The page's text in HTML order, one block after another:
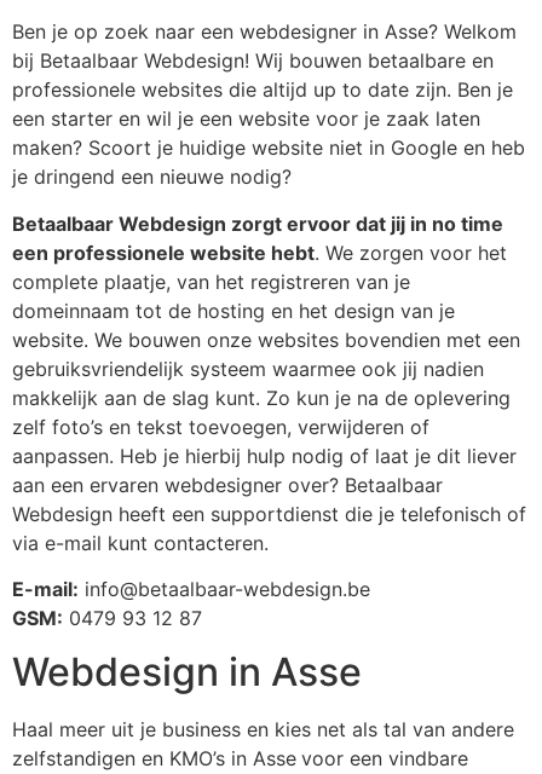
Ben je op zoek naar een webdesigner in Asse? Welkom
bij Betaalbaar Webdesign! Wij bouwen betaalbare en
professionele websites die altijd up to date zijn. Ben je
een starter en wil je een website voor je zaak laten
maken? Scoort je huidige website niet in Google en heb
je dringend een nieuwe nodig?
Betaalbaar Webdesign zorgt ervoor dat jij in no time
een professionele website hebt. We zorgen voor het
complete plaatje, van het registreren van je
domeinnaam tot de hosting en het design van je
website. We bouwen onze websites bovendien met een
gebruiksvriendelijk systeem waarmee ook jij nadien
makkelijk aan de slag kunt. Zo kun je na de oplevering
zelf foto’s en tekst toevoegen, verwijderen of
aanpassen. Heb je hierbij hulp nodig of laat je dit liever
aan een ervaren webdesigner over? Betaalbaar
Webdesign heeft een supportdienst die je telefonisch of
via e-mail kunt contacteren.
E-mail: info@betaalbaar-webdesign.be
GSM: 0479 93 12 87
Webdesign in Asse
Haal meer uit je business en kies net als tal van andere
zelfstandigen en KMO’s in Asse voor een vindbare